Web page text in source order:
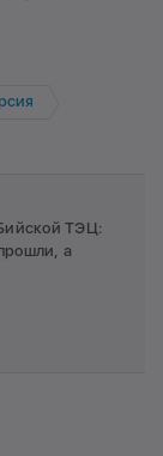
ТЭЦ:
а